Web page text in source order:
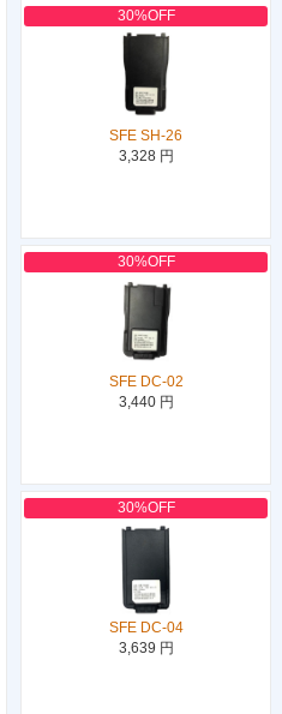
30%OFF
SFE SH-26
3,328 円
30%OFF
SFE DC-02
3,440 円
30%OFF
SFE DC-04
3,639 円